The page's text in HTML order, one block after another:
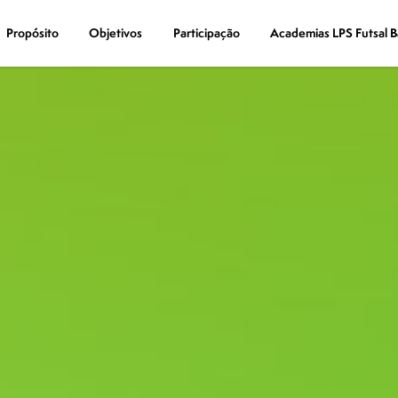
Propósito Objetivos Participação Academias LPS Futsal
Propósito Objetivos Participação Academias LPS Futsal